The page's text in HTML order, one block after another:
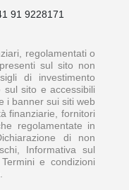
91 9228171
regolamentati o
sul sito non
di investimento
sul sito e accessibili
i banner sui siti web
finanziarie, fornitori
regolamentate in
di non
Informativa sul
e condizioni